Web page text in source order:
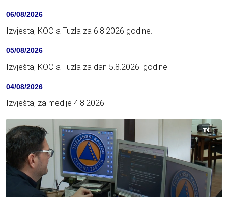
06/08/2026
Izvjestaj KOC-a Tuzla za 6.8.2026 godine.
05/08/2026
Izvještaj KOC-a Tuzla za dan 5.8.2026. godine
04/08/2026
Izvještaj za medije 4.8.2026